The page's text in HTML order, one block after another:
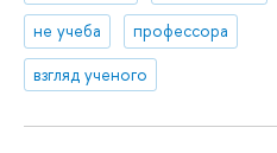
не учеба
профессора
взгляд ученого